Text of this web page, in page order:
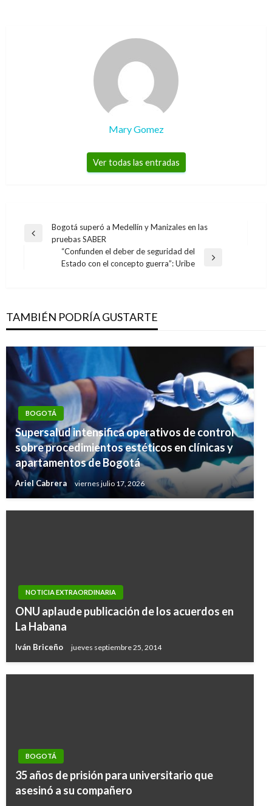
Mary Gomez
Ver todas las entradas
Navegación
entradas
Entrada
Bogotá superó a Medellín y Manizales en las
pruebas SABER
Entrada
“Confunden el deber de seguridad del
Estado con el concepto guerra”: Uribe
TAMBIÉN PODRÍA GUSTARTE
BOGOTÁ
Supersalud intensifica operativos de control
sobre procedimientos estéticos en clínicas y
apartamentos de Bogotá
Ariel Cabrera viernes julio 17, 2026
NOTICIA EXTRAORDINARIA
ONU aplaude publicación de los acuerdos en
La Habana
Iván Briceño jueves septiembre 25, 2014
BOGOTÁ
35 años de prisión para universitario que
asesinó a su compañero